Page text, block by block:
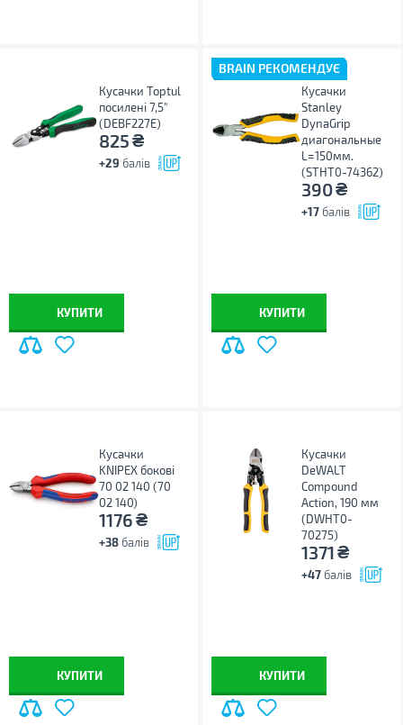
Кусачки Toptul
посилені 7,5"
(DEBF227E)
825₴
+29 балів
КУПИТИ
BRAIN РЕКОМЕНДУЄ
Кусачки
Stanley
DynaGrip
диагональные
L=150мм.
(STHT0-74362)
390₴
+17 балів
КУПИТИ
Кусачки
KNIPEX бокові
70 02 140 (70
02 140)
1176₴
+38 балів
КУПИТИ
Кусачки
DeWALT
Compound
Action, 190 мм
(DWHT0-
70275)
1371₴
+47 балів
КУПИТИ